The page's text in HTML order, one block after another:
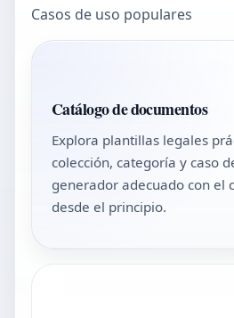
Casos de uso populares
Catálogo de documentos
Explora plantillas legales
colección, categoría y caso
generador adecuado con el
desde el principio.